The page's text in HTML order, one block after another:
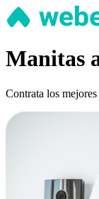
Manitas
Contrata los mejores